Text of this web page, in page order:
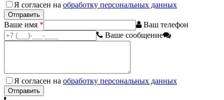
Я согласен на обработку персональных данных
Ваше имя *
Ваш телефон
Ваше сообщение
Я согласен на обработку персональных данных